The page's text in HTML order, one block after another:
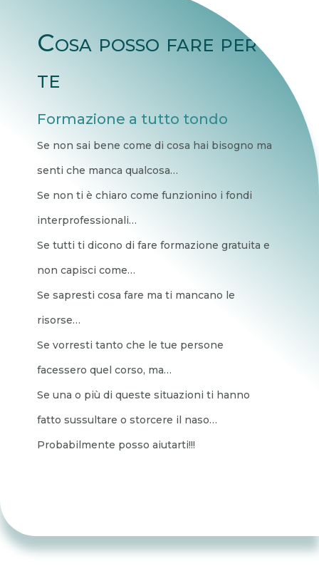
Cosa posso fare per
te
Formazione a tutto tondo
Se non sai bene come di cosa hai bisogno ma
senti che manca qualcosa…
Se non ti è chiaro come funzionino i fondi
interprofessionali…
Se tutti ti dicono di fare formazione gratuita e
non capisci come…
Se sapresti cosa fare ma ti mancano le
risorse…
Se vorresti tanto che le tue persone
facessero quel corso, ma…
Se una o più di queste situazioni ti hanno
fatto sussultare o storcere il naso…
Probabilmente posso aiutarti!!!